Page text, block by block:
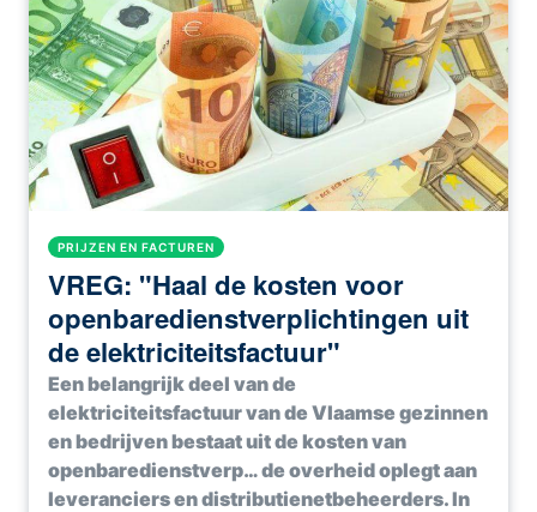
PRIJZEN EN FACTUREN
VREG: "Haal de kosten voor
openbaredienstverplichtingen uit
de elektriciteitsfactuur"
Een belangrijk deel van de
elektriciteitsfactuur van de Vlaamse gezinnen
en bedrijven bestaat uit de kosten van
openbaredienstverp… de overheid oplegt aan
leveranciers en distributienetbeheerders. In